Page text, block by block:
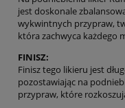
jest doskonale
wykwintnych przypraw,
która zachwyca każdego
FINISZ:
Finisz tego likieru jest
pozostawiając na
przypraw, które